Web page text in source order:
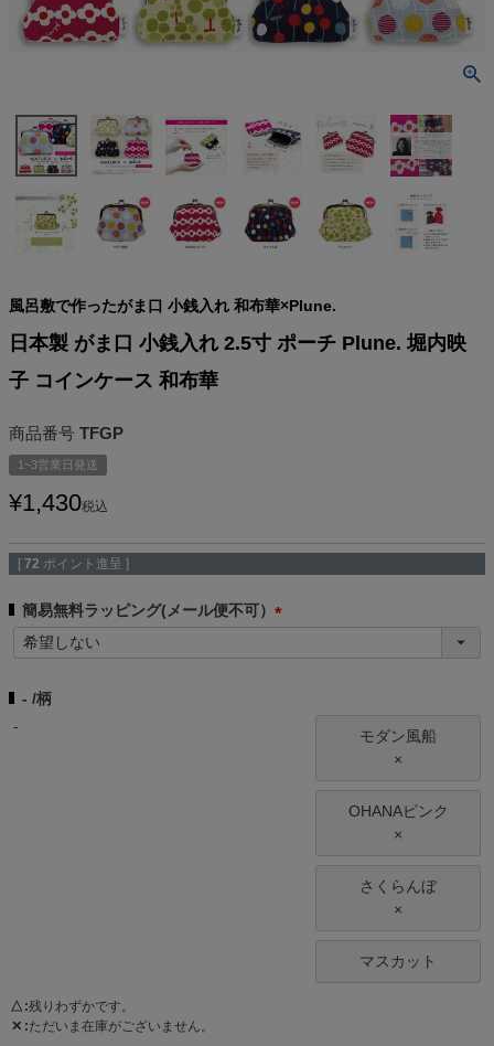
風呂敷で作ったがま口 小銭入れ 和布華×Plune.
日本製 がま口 小銭入れ 2.5寸 ポーチ Plune. 堀内映
子 コインケース 和布華
商品番号 TFGP
1~3営業日発送
¥1,430税込
[ 72 ポイント進呈 ]
簡易無料ラッピング(メール便不可）
必
- 柄
-
モダン風船
×
OHANAピンク
×
さくらんぼ
×
マスカット
△ 残りわずかです。
✕ ただいま在庫がございません。